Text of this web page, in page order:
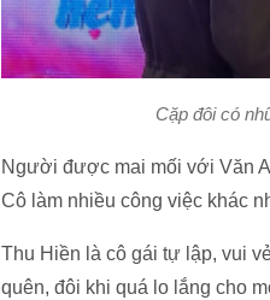
Cặp đôi có
Người được mai mối với Văn
Cô làm nhiều công việc khác
Thu Hiền là cô gái tự lập, vui
quên, đôi khi quá lo lắng cho